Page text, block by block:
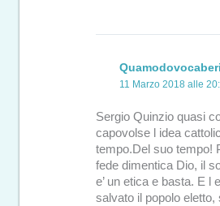
11 Marzo 2018 alle
Sergio Quinzio quasi
capovolse l idea
tempo.Del suo tempo!
fede dimentica Dio, il
e’ un etica e basta. E l
salvato il popolo eletto,